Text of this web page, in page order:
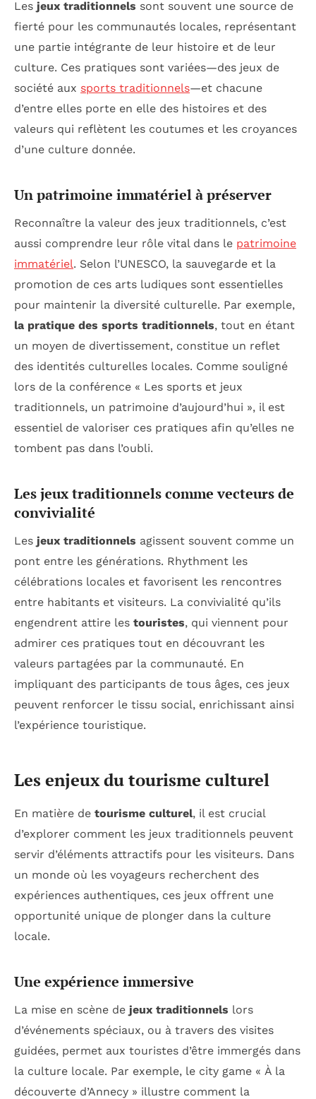
Les jeux traditionnels sont souvent une source de
fierté pour les communautés locales, représentant
une partie intégrante de leur histoire et de leur
culture. Ces pratiques sont variées—des jeux de
société aux sports traditionnels—et chacune
d’entre elles porte en elle des histoires et des
valeurs qui reflètent les coutumes et les croyances
d’une culture donnée.
Un patrimoine immatériel à préserver
Reconnaître la valeur des jeux traditionnels, c’est
aussi comprendre leur rôle vital dans le patrimoine
immatériel. Selon l’UNESCO, la sauvegarde et la
promotion de ces arts ludiques sont essentielles
pour maintenir la diversité culturelle. Par exemple,
la pratique des sports traditionnels, tout en étant
un moyen de divertissement, constitue un reflet
des identités culturelles locales. Comme souligné
lors de la conférence « Les sports et jeux
traditionnels, un patrimoine d’aujourd’hui », il est
essentiel de valoriser ces pratiques afin qu’elles ne
tombent pas dans l’oubli.
Les jeux traditionnels comme vecteurs de
convivialité
Les jeux traditionnels agissent souvent comme un
pont entre les générations. Rhythment les
célébrations locales et favorisent les rencontres
entre habitants et visiteurs. La convivialité qu’ils
engendrent attire les touristes, qui viennent pour
admirer ces pratiques tout en découvrant les
valeurs partagées par la communauté. En
impliquant des participants de tous âges, ces jeux
peuvent renforcer le tissu social, enrichissant ainsi
l’expérience touristique.
Les enjeux du tourisme culturel
En matière de tourisme culturel, il est crucial
d’explorer comment les jeux traditionnels peuvent
servir d’éléments attractifs pour les visiteurs. Dans
un monde où les voyageurs recherchent des
expériences authentiques, ces jeux offrent une
opportunité unique de plonger dans la culture
locale.
Une expérience immersive
La mise en scène de jeux traditionnels lors
d’événements spéciaux, ou à travers des visites
guidées, permet aux touristes d’être immergés dans
la culture locale. Par exemple, le city game « À la
découverte d’Annecy » illustre comment la